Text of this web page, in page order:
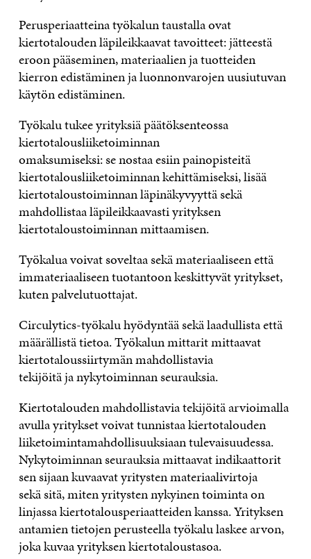
Perusperiaatteina työkalun taustalla ovat
kiertotalouden läpileikkaavat tavoitteet: jätteestä
eroon pääseminen, materiaalien ja tuotteiden
kierron edistäminen ja luonnonvarojen uusiutuvan
käytön edistäminen.
Työkalu tukee yrityksiä päätöksenteossa
kiertotalousliiketoiminnan
omaksumiseksi:senostaa esiin painopisteitä
kiertotalousliiketoiminnan kehittämiseksi, lisää
kiertotaloustoiminnan läpinäkyvyyttä sekä
mahdollistaa läpileikkaavasti yrityksen
kiertotaloustoiminnan mittaamisen.
Työkaluavoivat soveltaa sekä materiaaliseen että
immateriaaliseen tuotantoon keskittyvät yritykset,
kuten palvelutuottajat.
Circulytics-työkaluhyödyntääsekä laadullistaettä
määrällistätietoa. Työkalun mittarit mittaavat
kiertotaloussiirtymän mahdollistavia
tekijöitäjanykytoiminnan seurauksia.
Kiertotalouden mahdollistavia tekijöitä arvioimalla
avulla yritykset voivat tunnistaa kiertotalouden
liiketoimintamahdollisuuksiaan tulevaisuudessa.
Nykytoiminnan seurauksia mittaavat indikaattorit
sen sijaan kuvaavat yritysten materiaalivirtoja
sekäsitä,miten yritysten nykyinen toiminta on
linjassa kiertotalousperiaatteiden kanssa. Yrityksen
antamien tietojen perusteella työkalu laskee arvon,
joka kuvaa yrityksen kiertotaloustasoa.